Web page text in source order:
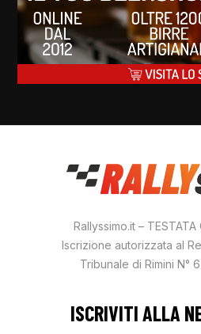
Rallyssimo.it – TESTATA
Iscrizione autorizzata al
Tribunale di Rimini N°
ISCRIVITI ALLA